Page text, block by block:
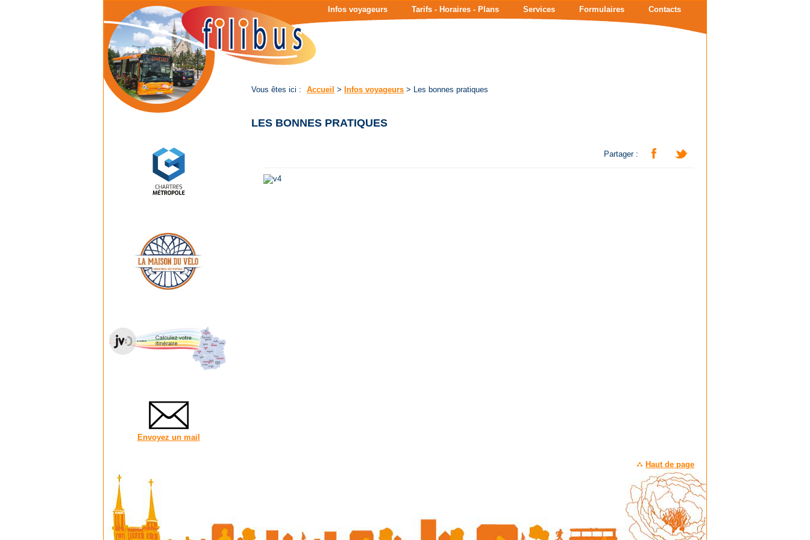
Page
d'accueil
Menu
de
navigation
Infos voyageurs Tarifs - Horaires - Plans Services Formulaires Contacts
Envoyez un mail
Vous êtes ici : Accueil > Infos voyageurs > Les bonnes pratiques
LES BONNES PRATIQUES
Partager :
Haut de page